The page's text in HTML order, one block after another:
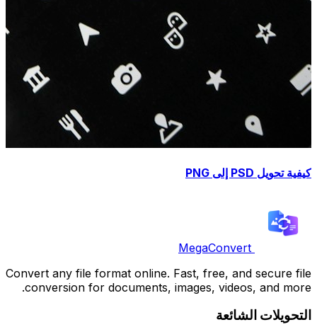
كيفية تحويل PSD إلى PNG
MegaConvert
Convert any file format online. Fast, free, and secure file
conversion for documents, images, videos, and more.
التحويلات الشائعة